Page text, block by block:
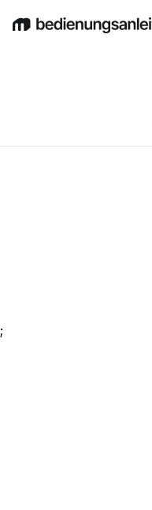
EnglishDeutschEspañol
;